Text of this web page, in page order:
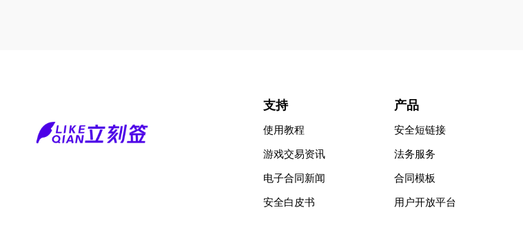
支持
使用教程
游戏交易资讯
电子合同新闻
安全白皮书
产品
安全短链接
法务服务
合同模板
用户开放平台